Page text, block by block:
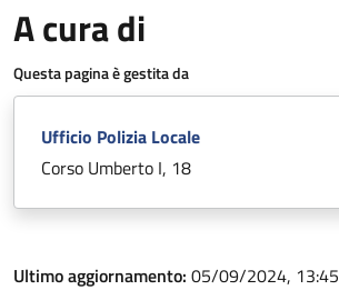
A cura di
Questa pagina è gestita da
Ufficio Polizia Locale
Corso Umberto I, 18
Ultimo aggiornamento: 05/09/2024, 13:45